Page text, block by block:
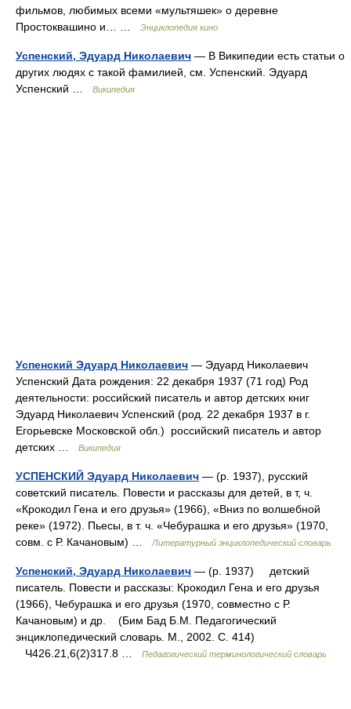
фильмов, любимых всеми «мультяшек» о деревне
Простоквашино и… …
Энциклопедия кино
Успенский, Эдуард Николаевич — В Википедии есть статьи о
других людях с такой фамилией, см. Успенский. Эдуард
Успенский …
Википедия
Успенский Эдуард Николаевич — Эдуард Николаевич
Успенский Дата рождения: 22 декабря 1937 (71 год) Род
деятельности: российский писатель и автор детских книг
Эдуард Николаевич Успенский (род. 22 декабря 1937 в г.
Егорьевске Московской обл.) российский писатель и автор
детских …
Википедия
УСПЕНСКИЙ Эдуард Николаевич — (р. 1937), русский
советский писатель. Повести и рассказы для детей, в т, ч.
«Крокодил Гена и его друзья» (1966), «Вниз по волшебной
реке» (1972). Пьесы, в т. ч. «Чебурашка и его друзья» (1970,
совм. с Р. Качановым) …
Литературный энциклопедический словарь
Успенский, Эдуард Николаевич — (р. 1937) детский
писатель. Повести и рассказы: Крокодил Гена и его друзья
(1966), Чебурашка и его друзья (1970, совместно с Р.
Качановым) и др. (Бим Бад Б.М. Педагогический
энциклопедический словарь. М., 2002. С. 414)
Ч426.21,6(2)317.8 …
Педагогический терминологический словарь